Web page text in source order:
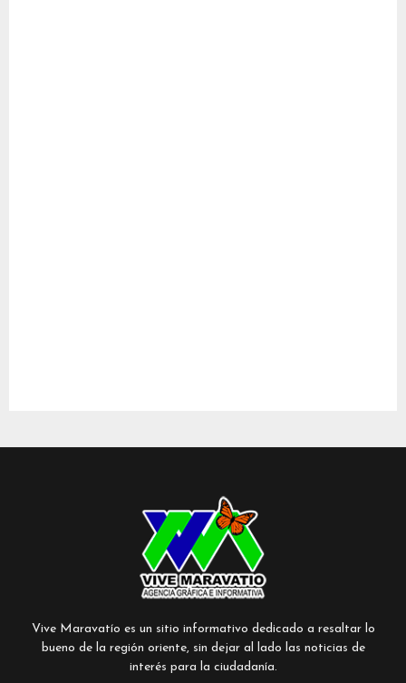
Vive Maravatío es un sitio informativo dedicado a resaltar lo
bueno de la región oriente, sin dejar al lado las noticias de
interés para la ciudadanía.